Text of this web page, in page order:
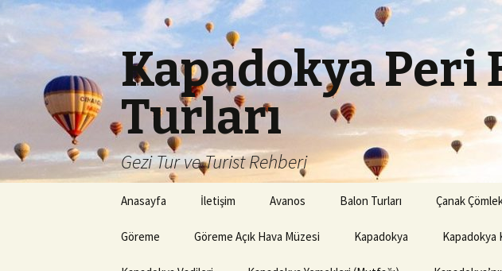
Kapadokya Peri
Turları
Gezi Tur ve Turist Rehberi
Anasayfa İletişim Avanos Balon Turları Çanak Çömlek
Göreme Göreme Açık Hava Müzesi Kapadokya Kapadokya